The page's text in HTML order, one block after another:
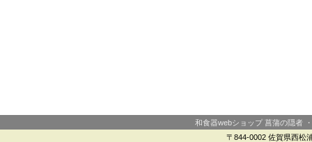
和食器webショップ 菖蒲の隠者
〒844-0002 佐賀県西松